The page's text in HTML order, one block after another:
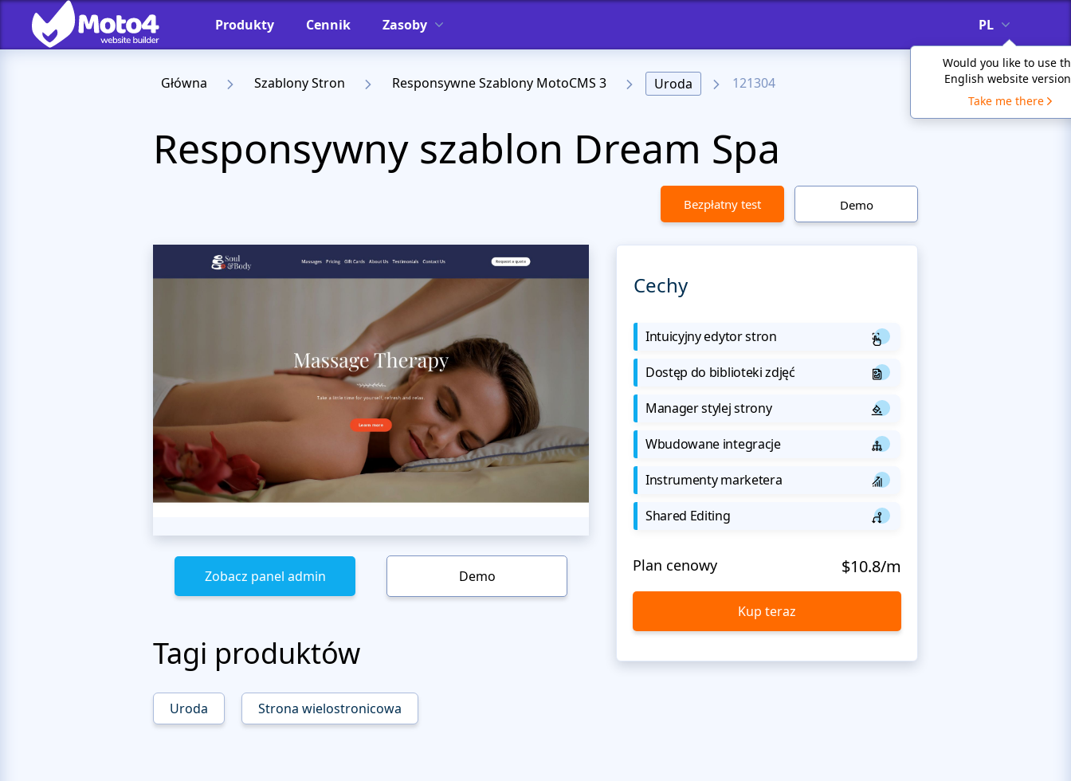
Produkty Cennik Zasoby PL
Would you like to use
English website
Take me there
Główna Szablony Stron Responsywne Szablony MotoCMS 3 Uroda 121304
Responsywny szablon Dream Spa
Bezpłatny test Demo
Zobacz panel admin Demo
Tagi produktów
Uroda Strona wielostronicowa
Cechy
Intuicyjny edytor stron
Dostęp do biblioteki zdjęć
Manager stylej strony
Wbudowane integracje
Instrumenty marketera
Shared Editing
Plan cenowy $10.8/m
Kup teraz